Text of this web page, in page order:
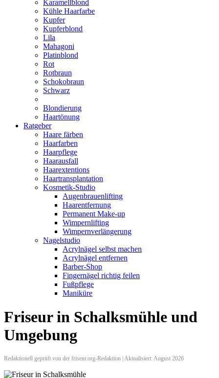
Karamellblond
Kühle Haarfarbe
Kupfer
Kupferblond
Lila
Mahagoni
Platinblond
Rot
Rotbraun
Schokobraun
Schwarz
Blondierung
Haartönung
Ratgeber
Haare färben
Haarfarben
Haarpflege
Haarausfall
Haarextentions
Haartransplantation
Kosmetik-Studio
Augenbrauenlifting
Haarentfernung
Permanent Make-up
Wimpernlifting
Wimpernverlängerung
Nagelstudio
Acrylnägel selbst machen
Acrylnägel entfernen
Barber-Shop
Fingernägel richtig feilen
Fußpflege
Maniküre
Friseur in Schalksmühle und
Umgebung
Redaktionell geprüft von der friseur.org-Redaktion | Aktualisiert: August 2026